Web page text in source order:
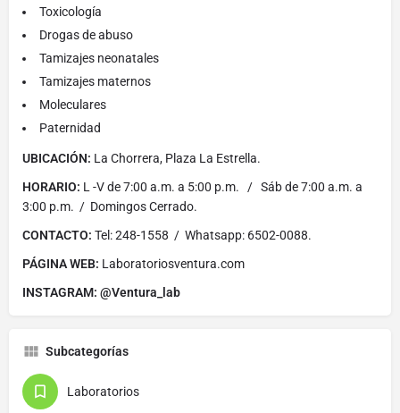
Toxicología
Drogas de abuso
Tamizajes neonatales
Tamizajes maternos
Moleculares
Paternidad
UBICACIÓN: La Chorrera, Plaza La Estrella.
HORARIO: L -V de 7:00 a.m. a 5:00 p.m. / Sáb de 7:00 a.m. a
3:00 p.m. / Domingos Cerrado.
CONTACTO: Tel: 248-1558 / Whatsapp: 6502-0088.
PÁGINA WEB: Laboratoriosventura.com
INSTAGRAM: @Ventura_lab
Subcategorías
Laboratorios